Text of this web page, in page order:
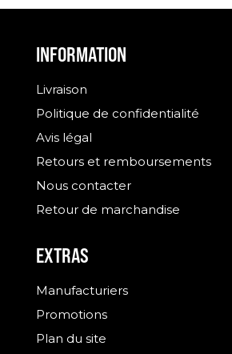
INFORMATION
Livraison
Politique de confidentialité
Avis légal
Retours et remboursements
Nous contacter
Retour de marchandise
EXTRAS
Manufacturiers
Promotions
Plan du site